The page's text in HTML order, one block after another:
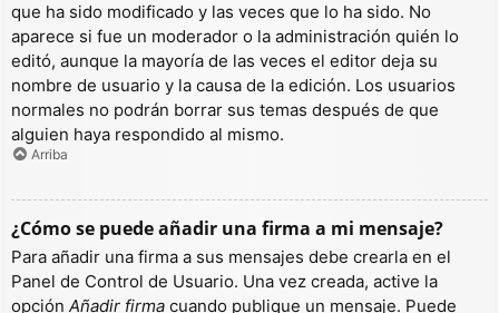
que ha sido modificado y las veces que lo ha sido. No
aparece si fue un moderador o la administración quién lo
editó, aunque la mayoría de las veces el editor deja su
nombre de usuario y la causa de la edición. Los usuarios
normales no podrán borrar sus temas después de que
alguien haya respondido al mismo.
Arriba
¿Cómo se puede añadir una firma a mi mensaje?
Para añadir una firma a sus mensajes debe crearla en el
Panel de Control de Usuario. Una vez creada, active la
opción Añadir firma cuando publique un mensaje. Puede